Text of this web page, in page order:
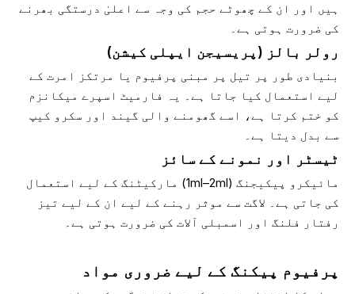
ہیں اور ان کے چھوٹے حجم کی وجہ سے اعلیٰ درستگی بھرنے
کی ضرورت ہوتی ہے۔
رولر بالز (پریسیجن ایپلی کیشن)
بنیادی طور پر تیل پر مبنی پرفیوم یا مرتکز امرت کے
لیے استعمال کیا جاتا ہے۔ یہ فارمیٹ اسپرے میکانزم
کو ختم کرتا ہے، اسے گھومنے والی گیند اور سکرو کیپ
سے بدل دیتا ہے۔
ٹیسٹر اور نمونے کے سائز
مائیکرو پیکیجنگ (1ml–2ml) مارکیٹنگ کے لیے استعمال
کی جاتی ہے۔ لاگت سے موثر رہنے کے لیے ان کے لیے تیز
رفتار فلنگ اور اسمبلی آلات کی ضرورت ہوتی ہے۔
پرفیوم پیکنگ کے لیے ضروری مواد